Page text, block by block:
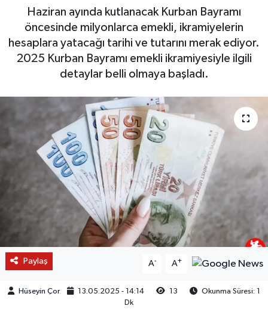
Haziran ayında kutlanacak Kurban Bayramı
öncesinde milyonlarca emekli, ikramiyelerin
hesaplara yatacağı tarihi ve tutarını merak ediyor.
2025 Kurban Bayramı emekli ikramiyesiyle ilgili
detaylar belli olmaya başladı.
Paylaş A- A+
Hüseyin Çor 13.05.2025 - 14:14 13
Okunma Süresi: 1
Dk